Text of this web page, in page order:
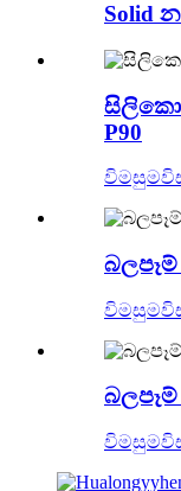
Solid
P90
විමසුම
විමසුම
විමසුම